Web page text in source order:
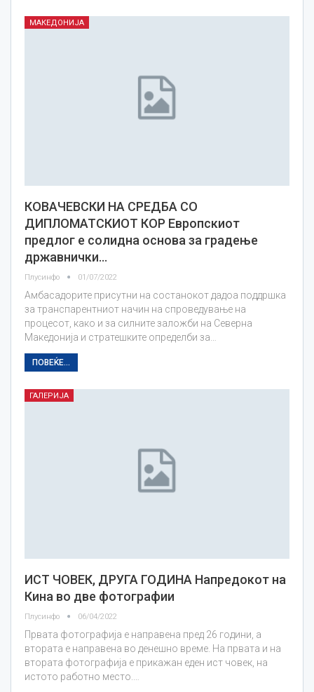
МАКЕДОНИЈА
КОВАЧЕВСКИ НА СРЕДБА СО
ДИПЛОМАТСКИОТ КОР Европскиот
предлог е солидна основа за градење
државнички…
Плусинфо 01/07/2022
Амбасадорите присутни на состанокот дадоа поддршка
за транспарентниот начин на спроведување на
процесот, како и за силните заложби на Северна
Македонија и стратешките определби за…
ПОВЕЌЕ...
ГАЛЕРИЈА
ИСТ ЧОВЕК, ДРУГА ГОДИНА Напредокот на
Кина во две фотографии
Плусинфо 06/04/2022
Првата фотографија е направена пред 26 години, а
втората е направена во денешно време. На првата и на
втората фотографија е прикажан еден ист човек, на
истото работно место.…